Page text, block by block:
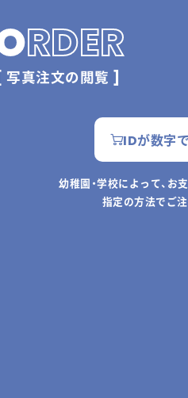
RDER
[ 写真注文の閲覧 ]
IDが数字
幼稚園・学校によって、お
指定の方法でご注